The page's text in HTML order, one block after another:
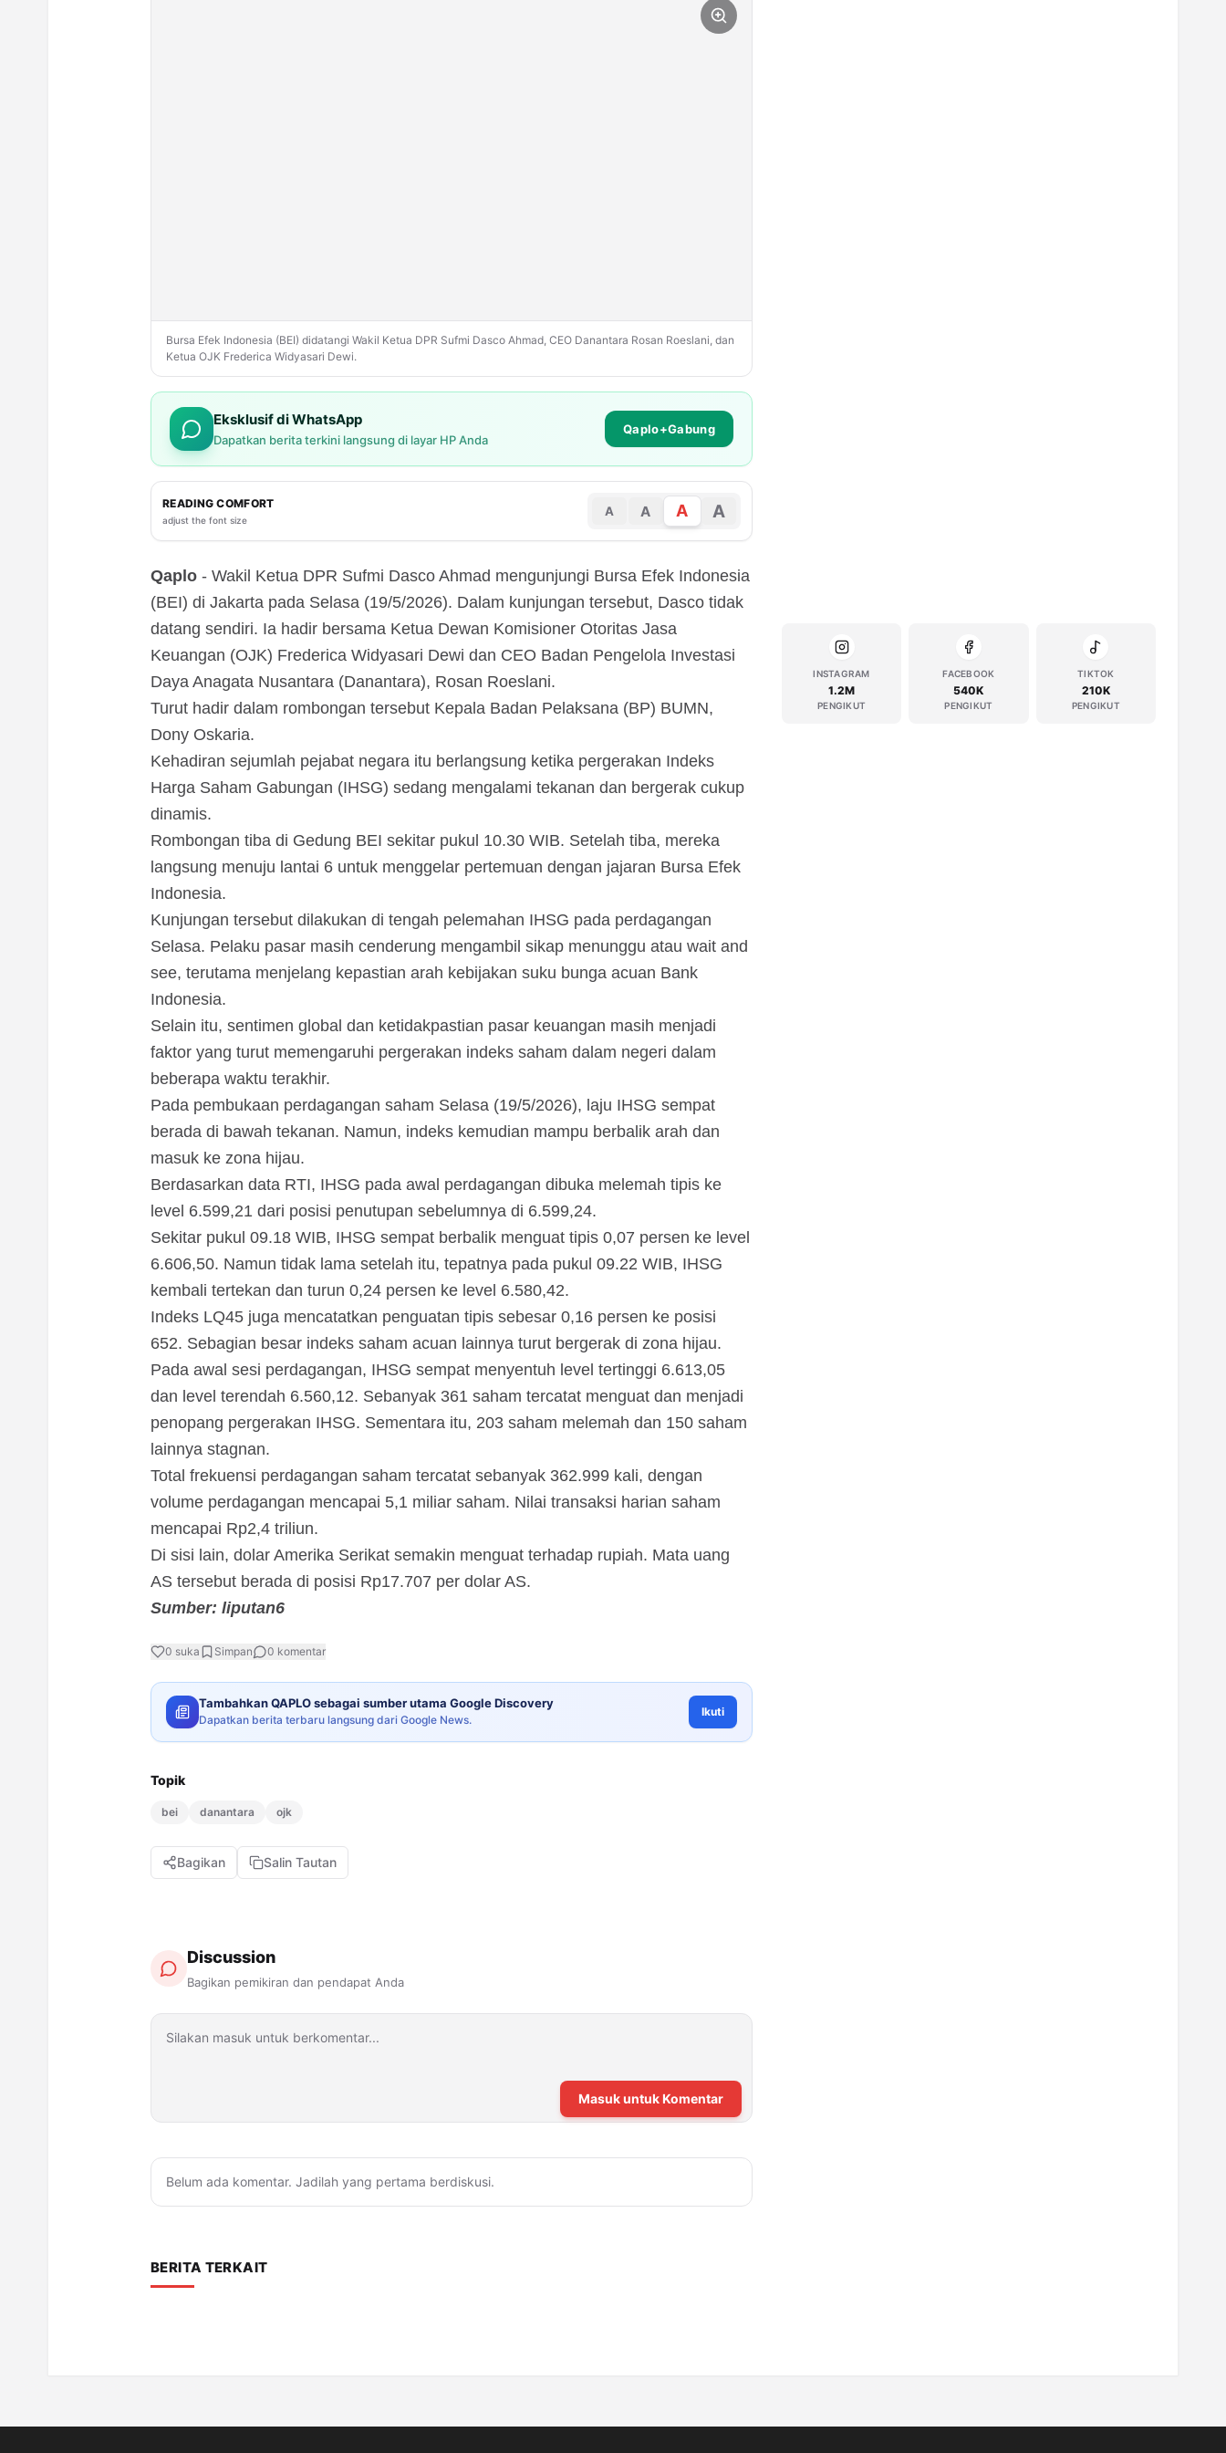
Bursa Efek Indonesia (BEI) didatangi Wakil Ketua DPR Sufmi Dasco Ahmad, CEO Danantara Rosan Roeslani, dan
Ketua OJK Frederica Widyasari Dewi.
Eksklusif di WhatsApp
Dapatkan berita terkini langsung di layar HP Anda
Qaplo+Gabung
READING COMFORT
adjust the font size
A A A A
Qaplo - Wakil Ketua DPR Sufmi Dasco Ahmad mengunjungi Bursa Efek Indonesia
(BEI) di Jakarta pada Selasa (19/5/2026). Dalam kunjungan tersebut, Dasco tidak
datang sendiri. Ia hadir bersama Ketua Dewan Komisioner Otoritas Jasa
Keuangan (OJK) Frederica Widyasari Dewi dan CEO Badan Pengelola Investasi
Daya Anagata Nusantara (Danantara), Rosan Roeslani.
Turut hadir dalam rombongan tersebut Kepala Badan Pelaksana (BP) BUMN,
Dony Oskaria.
Kehadiran sejumlah pejabat negara itu berlangsung ketika pergerakan Indeks
Harga Saham Gabungan (IHSG) sedang mengalami tekanan dan bergerak cukup
dinamis.
Rombongan tiba di Gedung BEI sekitar pukul 10.30 WIB. Setelah tiba, mereka
langsung menuju lantai 6 untuk menggelar pertemuan dengan jajaran Bursa Efek
Indonesia.
Kunjungan tersebut dilakukan di tengah pelemahan IHSG pada perdagangan
Selasa. Pelaku pasar masih cenderung mengambil sikap menunggu atau wait and
see, terutama menjelang kepastian arah kebijakan suku bunga acuan Bank
Indonesia.
Selain itu, sentimen global dan ketidakpastian pasar keuangan masih menjadi
faktor yang turut memengaruhi pergerakan indeks saham dalam negeri dalam
beberapa waktu terakhir.
Pada pembukaan perdagangan saham Selasa (19/5/2026), laju IHSG sempat
berada di bawah tekanan. Namun, indeks kemudian mampu berbalik arah dan
masuk ke zona hijau.
Berdasarkan data RTI, IHSG pada awal perdagangan dibuka melemah tipis ke
level 6.599,21 dari posisi penutupan sebelumnya di 6.599,24.
Sekitar pukul 09.18 WIB, IHSG sempat berbalik menguat tipis 0,07 persen ke level
6.606,50. Namun tidak lama setelah itu, tepatnya pada pukul 09.22 WIB, IHSG
kembali tertekan dan turun 0,24 persen ke level 6.580,42.
Indeks LQ45 juga mencatatkan penguatan tipis sebesar 0,16 persen ke posisi
652. Sebagian besar indeks saham acuan lainnya turut bergerak di zona hijau.
Pada awal sesi perdagangan, IHSG sempat menyentuh level tertinggi 6.613,05
dan level terendah 6.560,12. Sebanyak 361 saham tercatat menguat dan menjadi
penopang pergerakan IHSG. Sementara itu, 203 saham melemah dan 150 saham
lainnya stagnan.
Total frekuensi perdagangan saham tercatat sebanyak 362.999 kali, dengan
volume perdagangan mencapai 5,1 miliar saham. Nilai transaksi harian saham
mencapai Rp2,4 triliun.
Di sisi lain, dolar Amerika Serikat semakin menguat terhadap rupiah. Mata uang
AS tersebut berada di posisi Rp17.707 per dolar AS.
Sumber: liputan6
0 suka Simpan 0 komentar
Tambahkan QAPLO sebagai sumber utama Google Discovery
Dapatkan berita terbaru langsung dari Google News.
Ikuti
Topik
bei danantara ojk
Bagikan Salin Tautan
Discussion
Bagikan pemikiran dan pendapat Anda
Masuk untuk Komentar
Belum ada komentar. Jadilah yang pertama berdiskusi.
BERITA TERKAIT
INSTAGRAM
1.2M
PENGIKUT
FACEBOOK
540K
PENGIKUT
TIKTOK
210K
PENGIKUT